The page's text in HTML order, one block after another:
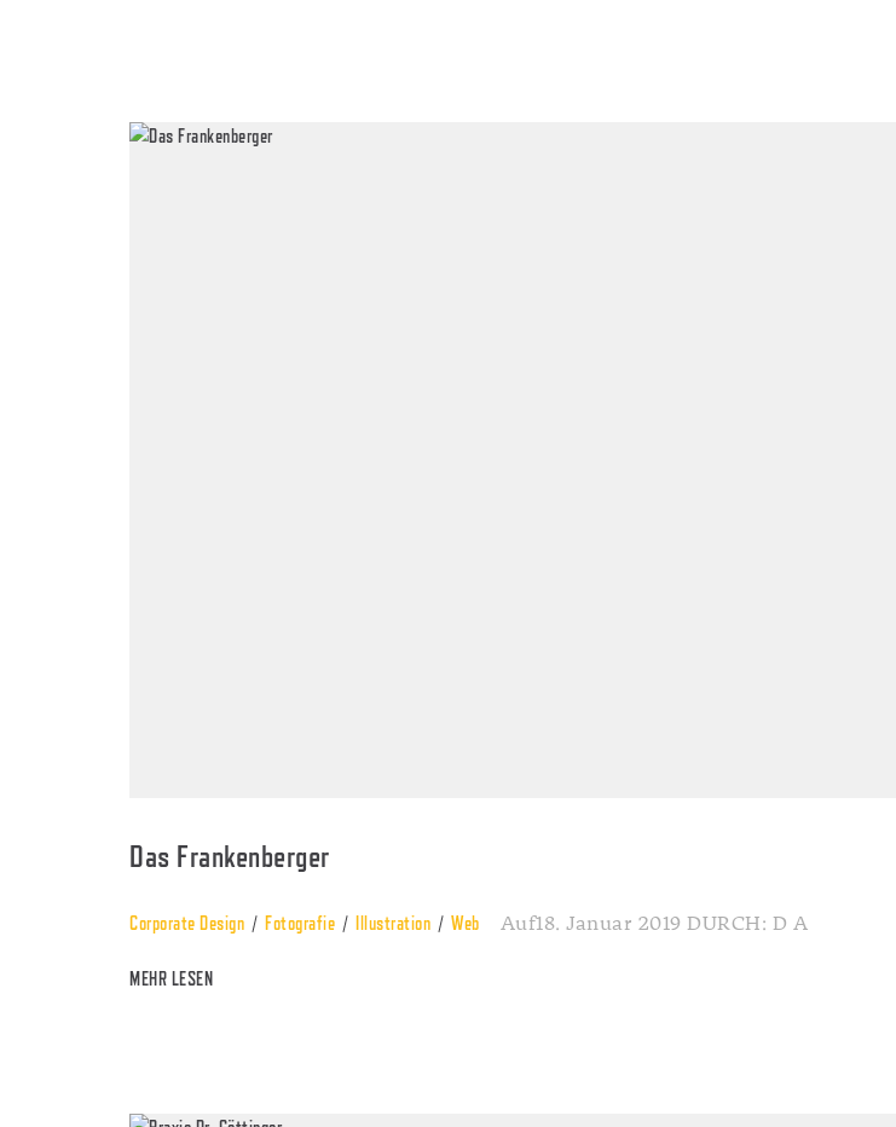
Das Frankenberger
Corporate Design Fotografie Illustration Web Auf18. Januar 2019 DURCH: D A
MEHR LESEN